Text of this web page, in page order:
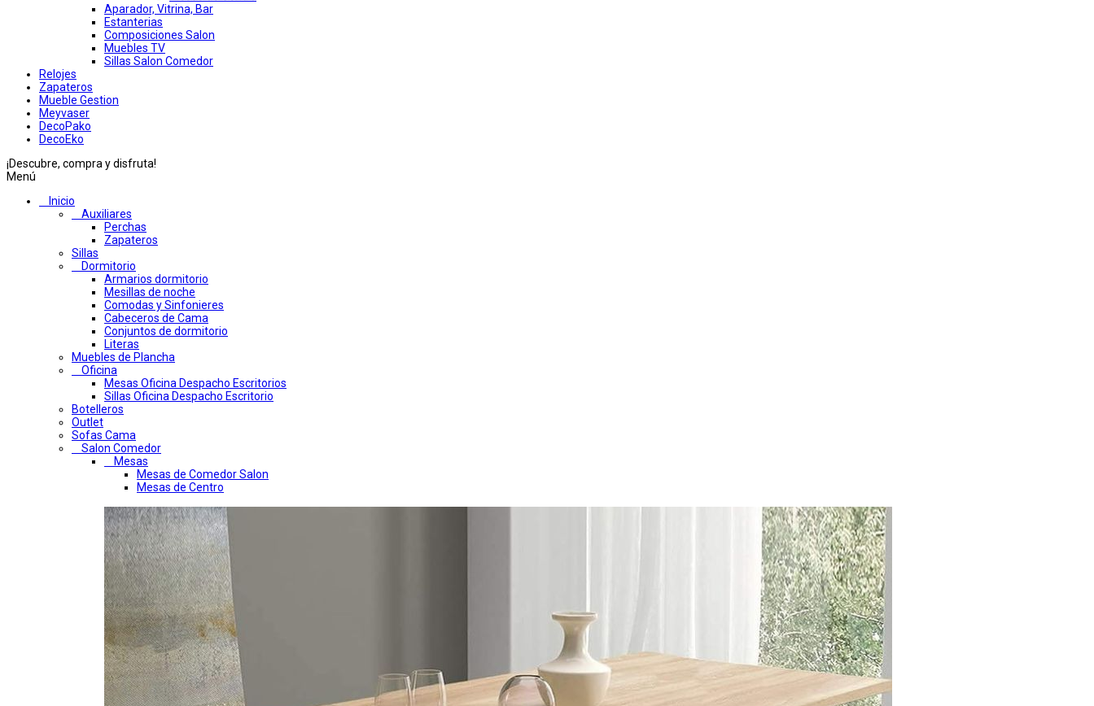
Aparador, Vitrina, Bar
Estanterias
Composiciones Salon
Muebles TV
Sillas Salon Comedor
Relojes
Zapateros
Mueble Gestion
Meyvaser
DecoPako
DecoEko
¡Descubre, compra y disfruta!
Menú
Inicio
Auxiliares
Perchas
Zapateros
Sillas
Dormitorio
Armarios dormitorio
Mesillas de noche
Comodas y Sinfonieres
Cabeceros de Cama
Conjuntos de dormitorio
Literas
Muebles de Plancha
Oficina
Mesas Oficina Despacho Escritorios
Sillas Oficina Despacho Escritorio
Botelleros
Outlet
Sofas Cama
Salon Comedor
Mesas
Mesas de Comedor Salon
Mesas de Centro